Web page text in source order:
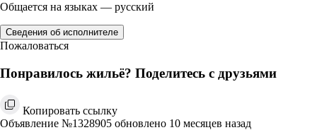
Общается на языках — русский
Сведения об исполнителе
Пожаловаться
Понравилось жильё? Поделитесь с друзьями
Копировать ссылку
Объявление №1328905 обновлено 10 месяцев назад